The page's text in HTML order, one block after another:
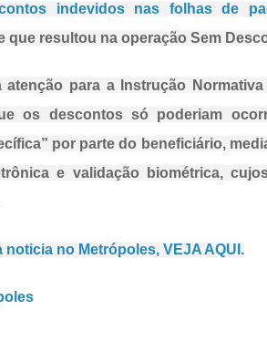
indevidos nas folhas de
que resultou na operação Sem
atenção para a Instrução Normativa
os descontos só poderiam
por parte do beneficiário,
e validação biométrica,
noticia no Metrópoles, VEJA AQUI.